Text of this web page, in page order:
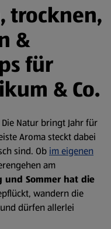
trocknen,
&
für
& Co.
Natur bringt Jahr für
Aroma steckt dabei
sind. Ob im eigenen
am
und Sommer hat die
wandern die
dürfen allerlei